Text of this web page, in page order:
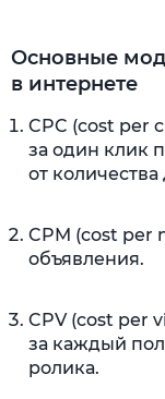
Основные
в интернете
CPC (cost per
за один клик
от
CPM (cost per
объявления.
CPV (cost per
за каждый
ролика.